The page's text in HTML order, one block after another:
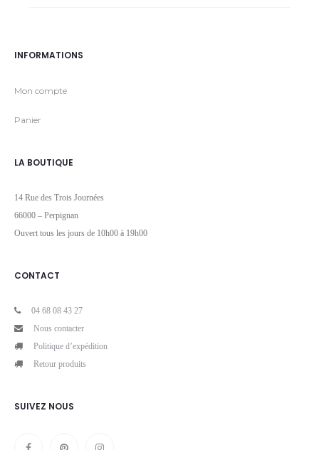
INFORMATIONS
Mon compte
Panier
LA BOUTIQUE
14 Rue des Trois Journées
66000 – Perpignan
Ouvert tous les jours de 10h00 à 19h00
CONTACT
04 68 08 43 27
Nous contacter
Politique d’expédition
Retour produits
SUIVEZ NOUS